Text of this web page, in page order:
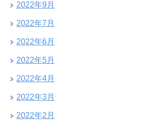
2022年9月
2022年7月
2022年6月
2022年5月
2022年4月
2022年3月
2022年2月